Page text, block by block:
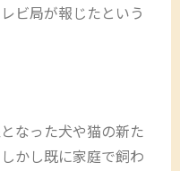
ビ局が報じたという
なった犬や猫の新た
かし既に家庭で飼わ